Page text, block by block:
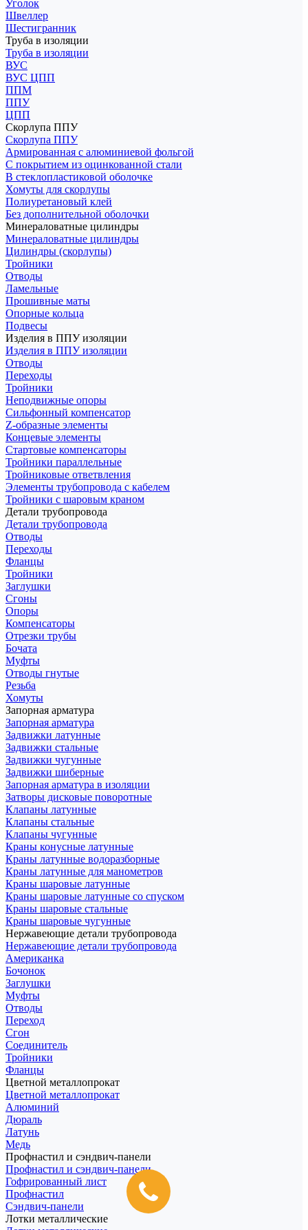
Уголок
Швеллер
Шестигранник
Труба в изоляции
Труба в изоляции
ВУС
ВУС ЦПП
ППМ
ППУ
ЦПП
Скорлупа ППУ
Скорлупа ППУ
Армированная с алюминиевой фольгой
С покрытием из оцинкованной стали
В стеклопластиковой оболочке
Хомуты для скорлупы
Полиуретановый клей
Без дополнительной оболочки
Минераловатные цилиндры
Минераловатные цилиндры
Цилиндры (скорлупы)
Тройники
Отводы
Ламельные
Прошивные маты
Опорные кольца
Подвесы
Изделия в ППУ изоляции
Изделия в ППУ изоляции
Отводы
Переходы
Тройники
Неподвижные опоры
Cильфонный компенсатор
Z-образные элементы
Концевые элементы
Стартовые компенсаторы
Тройники параллельные
Тройниковые ответвления
Элементы трубопровода с кабелем
Тройники с шаровым краном
Детали трубопровода
Детали трубопровода
Отводы
Переходы
Фланцы
Тройники
Заглушки
Сгоны
Опоры
Компенсаторы
Отрезки трубы
Бочата
Муфты
Отводы гнутые
Резьба
Хомуты
Запорная арматура
Запорная арматура
Задвижки латунные
Задвижки стальные
Задвижки чугунные
Задвижки шиберные
Запорная арматура в изоляции
Затворы дисковые поворотные
Клапаны латунные
Клапаны стальные
Клапаны чугунные
Краны конусные латунные
Краны латунные водоразборные
Краны латунные для манометров
Краны шаровые латунные
Краны шаровые латунные со спуском
Краны шаровые стальные
Краны шаровые чугунные
Нержавеющие детали трубопровода
Нержавеющие детали трубопровода
Американка
Бочонок
Заглушки
Муфты
Отводы
Переход
Сгон
Соединитель
Тройники
Фланцы
Цветной металлопрокат
Цветной металлопрокат
Алюминий
Дюраль
Латунь
Медь
Профнастил и сэндвич-панели
Профнастил и сэндвич-панели
Гофрированный лист
Профнастил
Сэндвич-панели
Лотки металлические